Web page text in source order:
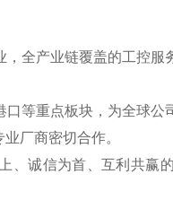
全产业链覆盖的工控
等重点板块，为全球公
厂商密切合作。
、诚信为首、互利共赢